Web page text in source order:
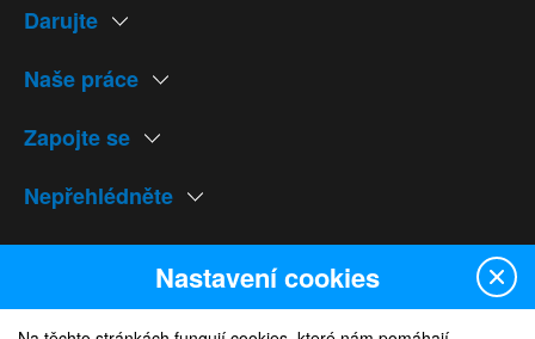
Darujte
Naše práce
Zapojte se
Nepřehlédněte
Naše weby
Nastavení cookies